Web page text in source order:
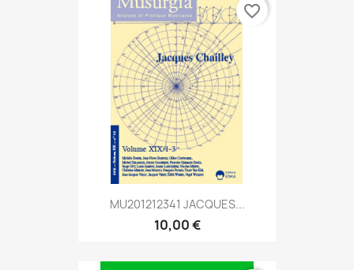
MU201212341 JACQUES...
10,00 €
favorite_border